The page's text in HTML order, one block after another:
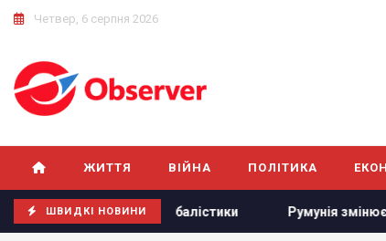
Четвер, 6 серпня 2026
ЖИТТЯ ВІЙНА ПОЛІТИКА
ШВИДКІ НОВИНИ
балістики Румунія змінює течію Дунаю: для